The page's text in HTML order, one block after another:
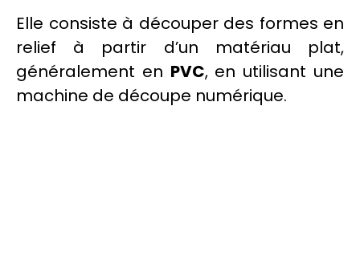
Elle consiste à découper des formes en
relief à partir d’un matériau plat,
généralement en PVC, en utilisant une
machine de découpe numérique.